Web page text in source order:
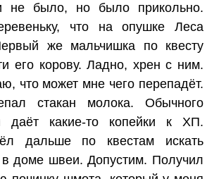
не было, но было прикольно.
что на опушке Леса
же мальчишка по квесту
его корову. Ладно, хрен с ним.
что может мне чего перепадёт.
стакан молока. Обычного
даёт какие-то копейки к ХП.
дальше по квестам искать
в доме швеи. Допустим. Получил